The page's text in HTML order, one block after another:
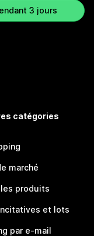
3 jours
catégories
marché
produits
et lots
par e-mail